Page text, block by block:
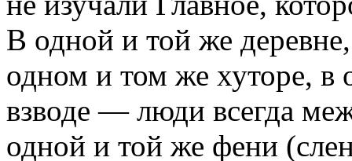
В одной и той же
одном и том же хуторе, в
взводе — люди всегда
одной и той же фени